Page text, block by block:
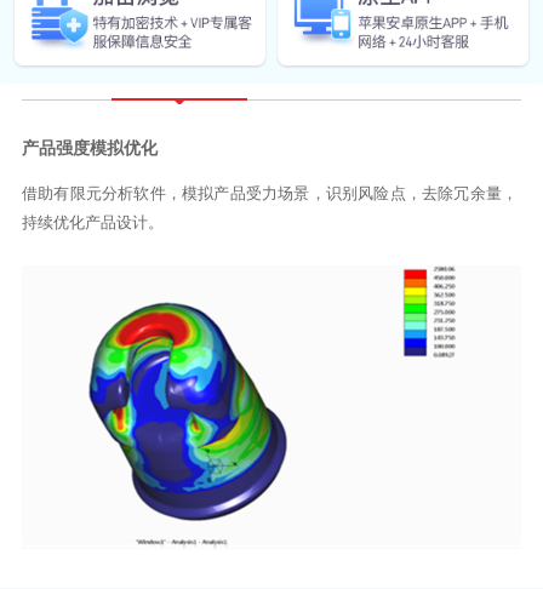
解决方案
产品强度模拟优化 订制需求专业设计
产品强度模拟优化
借助有限元分析软件，模拟产品受力场景，识别风险点，去除冗余量，
持续优化产品设计。